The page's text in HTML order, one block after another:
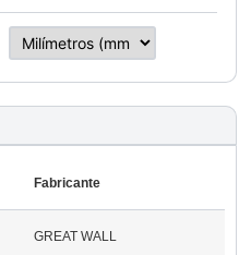
Fabricante
GREAT WALL